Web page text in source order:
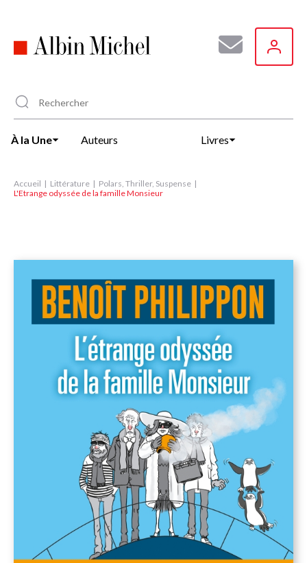
principal
À la Une Auteurs Livres
Accueil Littérature
Polars, Thriller, Suspense
L'Etrange odyssée de la famille Monsieur